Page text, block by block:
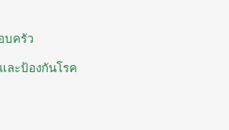
บครัว
ละป้องกันโรค